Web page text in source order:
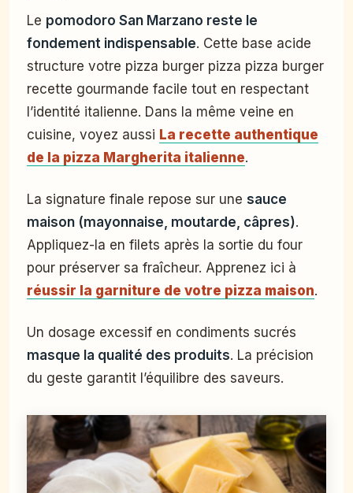
Le pomodoro San Marzano reste le
fondement indispensable. Cette base acide
structure votre pizza burger pizza pizza burger
recette gourmande facile tout en respectant
l’identité italienne. Dans la même veine en
cuisine, voyez aussi La recette authentique
de la pizza Margherita italienne.
La signature finale repose sur une sauce
maison (mayonnaise, moutarde, câpres).
Appliquez-la en filets après la sortie du four
pour préserver sa fraîcheur. Apprenez ici à
réussir la garniture de votre pizza maison.
Un dosage excessif en condiments sucrés
masque la qualité des produits. La précision
du geste garantit l’équilibre des saveurs.